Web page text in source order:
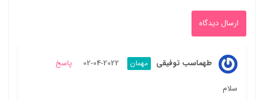
طهماسب توفیقی مهمان 2022-04-02 پاسخ
سلام